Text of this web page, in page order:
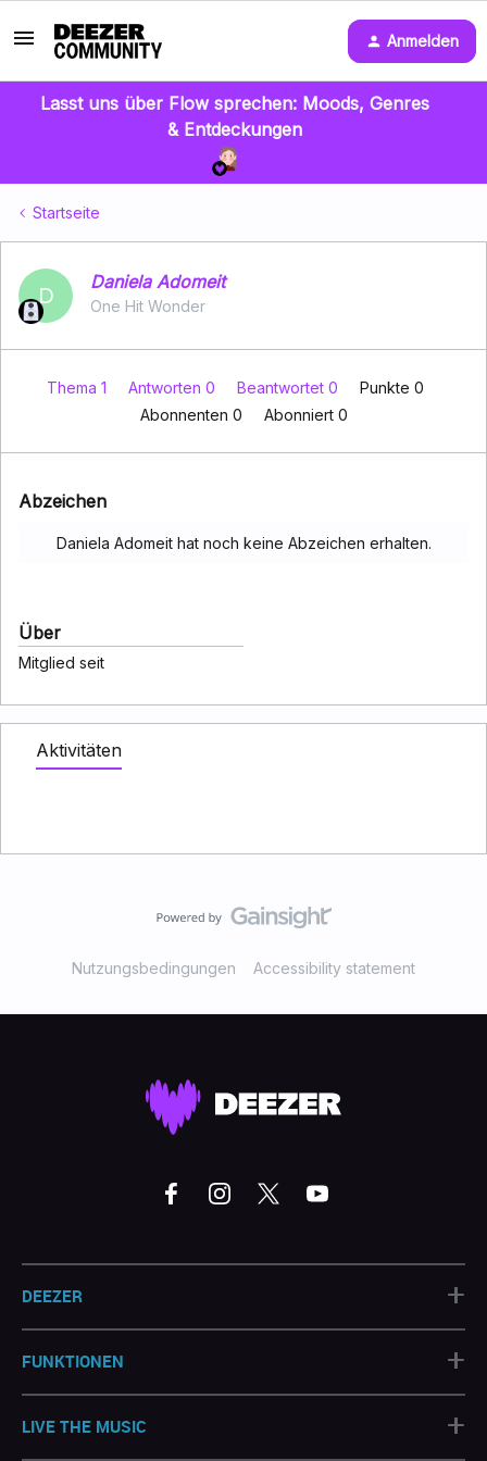
Anmelden
Lasst uns über Flow sprechen: Moods, Genres
& Entdeckungen
Startseite
D
Daniela Adomeit
One Hit Wonder
Thema 1 Antworten 0 Beantwortet 0
Punkte 0
Abonnenten 0 Abonniert 0
Abzeichen
Daniela Adomeit hat noch keine Abzeichen erhalten.
Über
Mitglied seit
Aktivitäten
Nutzungsbedingungen Accessibility statement
DEEZER +
FUNKTIONEN +
LIVE THE MUSIC +